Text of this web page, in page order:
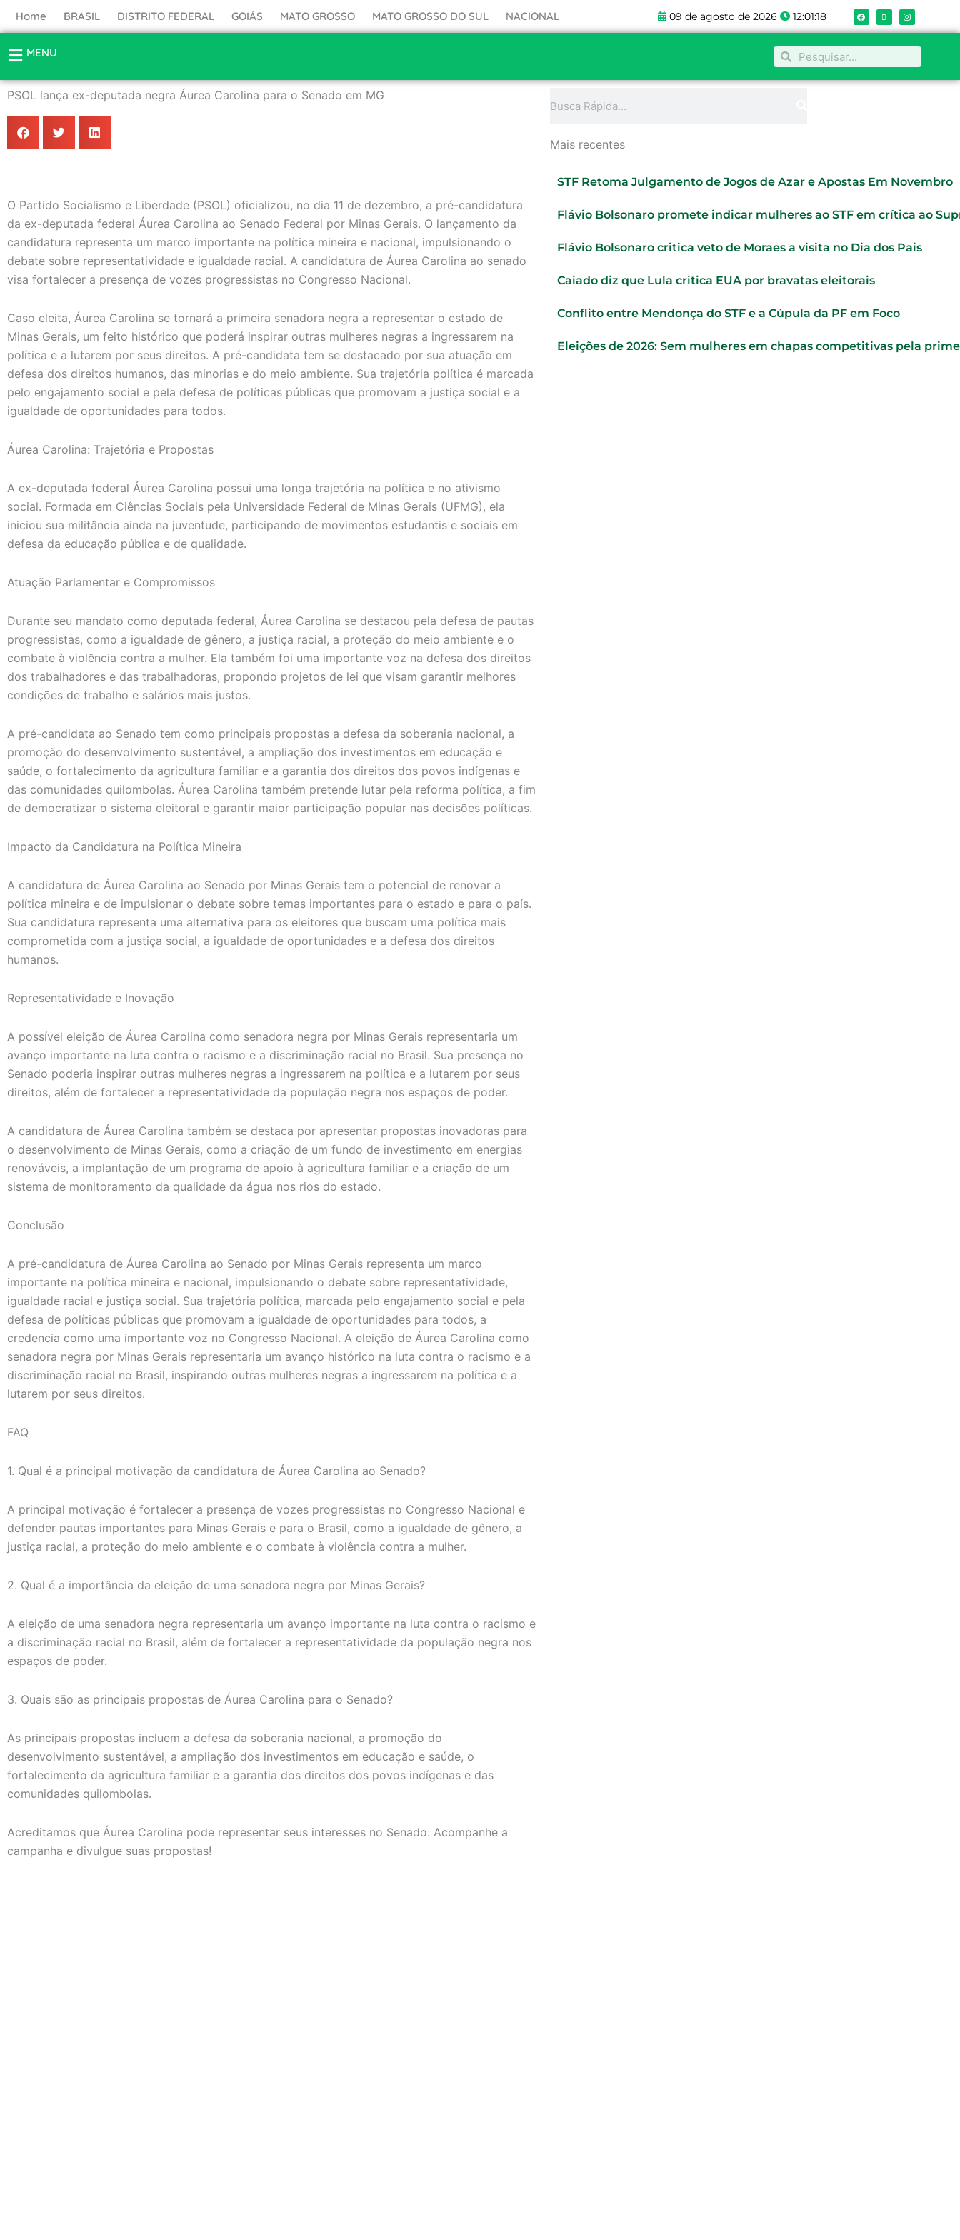
para
conteúdo
Home BRASIL DISTRITO FEDERAL GOIÁS MATO GROSSO MATO GROSSO DO SUL NACIONAL 09 de agosto de 2026 12:01:19 F
a
c
e
o
k
X
-
t
w
t
e
I
n
s
t
g
a
MENU Pesquisar
Pesquisar
PSOL lança ex-deputada negra Áurea Carolina para o Senado em MG
O Partido Socialismo e Liberdade (PSOL) oficializou, no dia 11 de dezembro, a pré-candidatura
da ex-deputada federal Áurea Carolina ao Senado Federal por Minas Gerais. O lançamento da
candidatura representa um marco importante na política mineira e nacional, impulsionando o
debate sobre representatividade e igualdade racial. A candidatura de Áurea Carolina ao senado
visa fortalecer a presença de vozes progressistas no Congresso Nacional.
Caso eleita, Áurea Carolina se tornará a primeira senadora negra a representar o estado de
Minas Gerais, um feito histórico que poderá inspirar outras mulheres negras a ingressarem na
política e a lutarem por seus direitos. A pré-candidata tem se destacado por sua atuação em
defesa dos direitos humanos, das minorias e do meio ambiente. Sua trajetória política é marcada
pelo engajamento social e pela defesa de políticas públicas que promovam a justiça social e a
igualdade de oportunidades para todos.
Áurea Carolina: Trajetória e Propostas
A ex-deputada federal Áurea Carolina possui uma longa trajetória na política e no ativismo
social. Formada em Ciências Sociais pela Universidade Federal de Minas Gerais (UFMG), ela
iniciou sua militância ainda na juventude, participando de movimentos estudantis e sociais em
defesa da educação pública e de qualidade.
Atuação Parlamentar e Compromissos
Durante seu mandato como deputada federal, Áurea Carolina se destacou pela defesa de pautas
progressistas, como a igualdade de gênero, a justiça racial, a proteção do meio ambiente e o
combate à violência contra a mulher. Ela também foi uma importante voz na defesa dos direitos
dos trabalhadores e das trabalhadoras, propondo projetos de lei que visam garantir melhores
condições de trabalho e salários mais justos.
A pré-candidata ao Senado tem como principais propostas a defesa da soberania nacional, a
promoção do desenvolvimento sustentável, a ampliação dos investimentos em educação e
saúde, o fortalecimento da agricultura familiar e a garantia dos direitos dos povos indígenas e
das comunidades quilombolas. Áurea Carolina também pretende lutar pela reforma política, a fim
de democratizar o sistema eleitoral e garantir maior participação popular nas decisões políticas.
Impacto da Candidatura na Política Mineira
A candidatura de Áurea Carolina ao Senado por Minas Gerais tem o potencial de renovar a
política mineira e de impulsionar o debate sobre temas importantes para o estado e para o país.
Sua candidatura representa uma alternativa para os eleitores que buscam uma política mais
comprometida com a justiça social, a igualdade de oportunidades e a defesa dos direitos
humanos.
Representatividade e Inovação
A possível eleição de Áurea Carolina como senadora negra por Minas Gerais representaria um
avanço importante na luta contra o racismo e a discriminação racial no Brasil. Sua presença no
Senado poderia inspirar outras mulheres negras a ingressarem na política e a lutarem por seus
direitos, além de fortalecer a representatividade da população negra nos espaços de poder.
A candidatura de Áurea Carolina também se destaca por apresentar propostas inovadoras para
o desenvolvimento de Minas Gerais, como a criação de um fundo de investimento em energias
renováveis, a implantação de um programa de apoio à agricultura familiar e a criação de um
sistema de monitoramento da qualidade da água nos rios do estado.
Conclusão
A pré-candidatura de Áurea Carolina ao Senado por Minas Gerais representa um marco
importante na política mineira e nacional, impulsionando o debate sobre representatividade,
igualdade racial e justiça social. Sua trajetória política, marcada pelo engajamento social e pela
defesa de políticas públicas que promovam a igualdade de oportunidades para todos, a
credencia como uma importante voz no Congresso Nacional. A eleição de Áurea Carolina como
senadora negra por Minas Gerais representaria um avanço histórico na luta contra o racismo e a
discriminação racial no Brasil, inspirando outras mulheres negras a ingressarem na política e a
lutarem por seus direitos.
FAQ
1. Qual é a principal motivação da candidatura de Áurea Carolina ao Senado?
A principal motivação é fortalecer a presença de vozes progressistas no Congresso Nacional e
defender pautas importantes para Minas Gerais e para o Brasil, como a igualdade de gênero, a
justiça racial, a proteção do meio ambiente e o combate à violência contra a mulher.
2. Qual é a importância da eleição de uma senadora negra por Minas Gerais?
A eleição de uma senadora negra representaria um avanço importante na luta contra o racismo e
a discriminação racial no Brasil, além de fortalecer a representatividade da população negra nos
espaços de poder.
3. Quais são as principais propostas de Áurea Carolina para o Senado?
As principais propostas incluem a defesa da soberania nacional, a promoção do
desenvolvimento sustentável, a ampliação dos investimentos em educação e saúde, o
fortalecimento da agricultura familiar e a garantia dos direitos dos povos indígenas e das
comunidades quilombolas.
Acreditamos que Áurea Carolina pode representar seus interesses no Senado. Acompanhe a
campanha e divulgue suas propostas!
Mais recentes
STF Retoma Julgamento de Jogos de Azar e Apostas Em Novembro
Flávio Bolsonaro promete indicar mulheres ao STF em crítica ao
Flávio Bolsonaro critica veto de Moraes a visita no Dia dos Pais
Caiado diz que Lula critica EUA por bravatas eleitorais
Conflito entre Mendonça do STF e a Cúpula da PF em Foco
Eleições de 2026: Sem mulheres em chapas competitivas pela